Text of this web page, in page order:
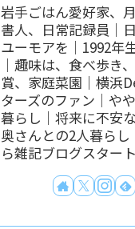
岩手ごはん愛好家、
書人、日常記録員｜
ユーモアを｜1992年
｜趣味は、食べ歩き
賞、家庭菜園｜横浜
ターズのファン｜や
暮らし｜将来に不安
奥さんとの2人暮らし
ら雑記ブログスタート